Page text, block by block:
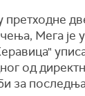
претходне
Мега је
од
за